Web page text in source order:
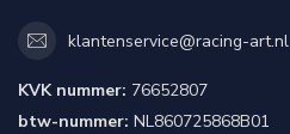
klantenservice@racing-art.nl
KVK nummer: 76652807
btw-nummer: NL860725868B01